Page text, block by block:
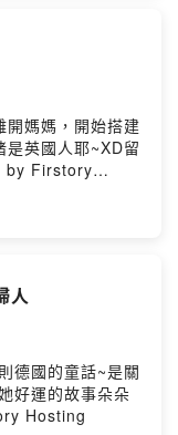
開媽媽，開始搭建
是英國人耶~XD留
by Firstory
人
德國的童話~是關
好運的故事朵朵
Hosting